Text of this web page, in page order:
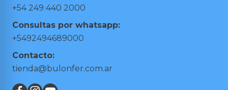
Preguntas frecuentes
Términos y condiciones
Trabajá con nosotros
+54 249 440 2000
Consultas por whatsapp:
+5492494689000
Contacto:
tienda@bulonfer.com.ar